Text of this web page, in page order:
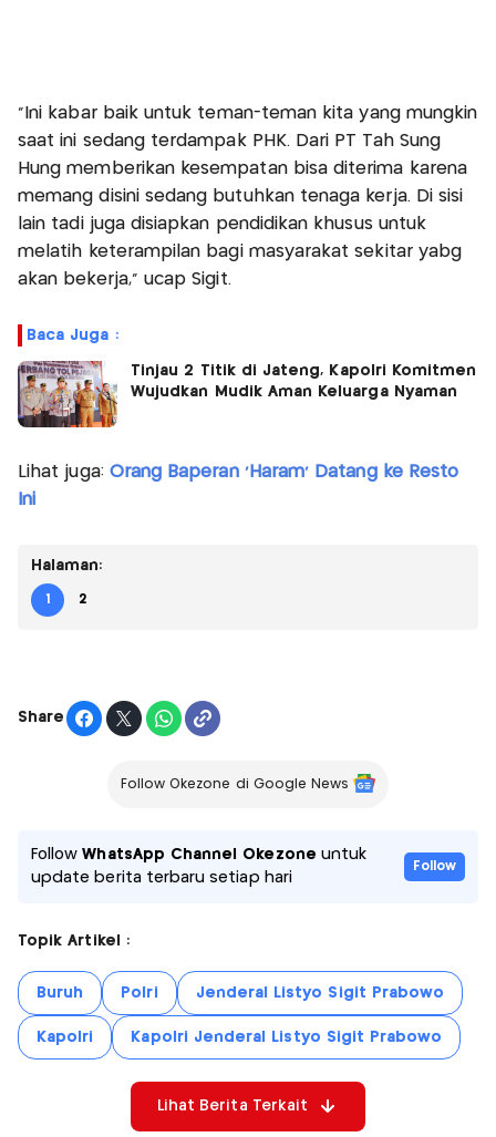
"Ini kabar baik untuk teman-teman kita yang mungkin
saat ini sedang terdampak PHK. Dari PT Tah Sung
Hung memberikan kesempatan bisa diterima karena
memang disini sedang butuhkan tenaga kerja. Di sisi
lain tadi juga disiapkan pendidikan khusus untuk
melatih keterampilan bagi masyarakat sekitar yabg
akan bekerja," ucap Sigit.
Baca Juga :
Tinjau 2 Titik di Jateng, Kapolri Komitmen
Wujudkan Mudik Aman Keluarga Nyaman
Lihat juga: Orang Baperan 'Haram' Datang ke Resto
Ini
Halaman:
1 2
Share
Follow Okezone di Google News
FollowWhatsApp Channel Okezone untuk
update berita terbaru setiap hari
Follow
Topik Artikel :
Buruh Polri Jenderal Listyo Sigit Prabowo
Kapolri Kapolri Jenderal Listyo Sigit Prabowo
Lihat Berita Terkait